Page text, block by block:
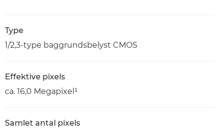
Type
1/2,3-type baggrundsbelyst CMOS
Effektive pixels
ca. 16,0 Megapixel¹
Samlet antal pixels